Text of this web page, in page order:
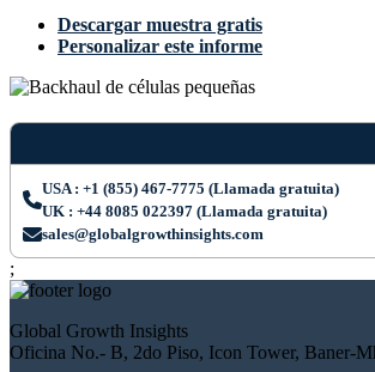
Descargar muestra gratis
Personalizar este informe
USA : +1 (855) 467-7775 (Llamada gratuita)
UK : +44 8085 022397 (Llamada gratuita)
sales@globalgrowthinsights.com
;
Global Growth Insights
Oficina No.- B, 2do Piso, Icon Tower, Baner-